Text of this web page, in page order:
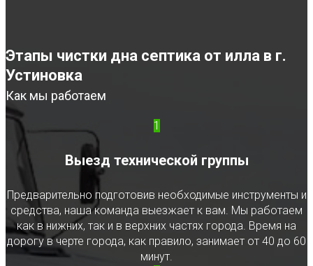
Этапы чистки дна септика от илла в г.
Устиновка
Как мы работаем
1
Выезд технической группы
Предварительно подготовив необходимые инструменты и
средства, наша команда выезжает к вам. Мы работаем
как в нижних, так и в верхних частях города. Время на
дорогу в черте города, как правило, занимает от 40 до 60
минут.